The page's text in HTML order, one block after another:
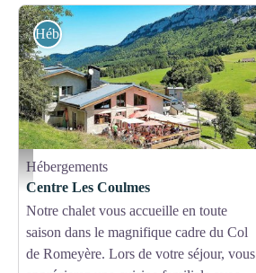
Centre Les Coulmes
Hébergements
Hébergements
Centre Les Coulmes
Notre chalet vous accueille en toute
saison dans le magnifique cadre du Col
de Romeyère. Lors de votre séjour, vous